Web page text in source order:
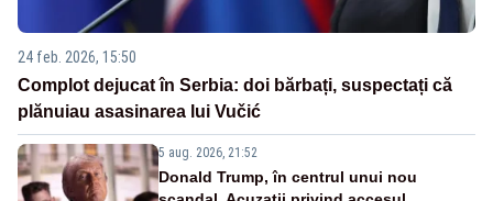
24 feb. 2026, 15:50
Complot dejucat în Serbia: doi bărbați, suspectați că
plănuiau asasinarea lui Vučić
5 aug. 2026, 21:52
Donald Trump, în centrul unui nou